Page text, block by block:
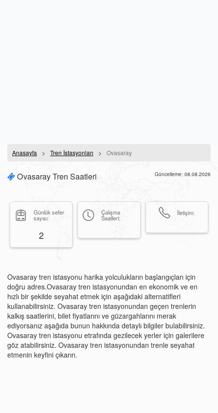
Anasayfa Tren İstasyonları Ovasaray
Ovasaray Tren Saatleri Güncelleme: 08.08.2026
Günlük sefer
sayısı:
2
Çalışma
Saatleri:
İletişim:
Ovasaray tren istasyonu harika yolculukların başlangıçları için
doğru adres.Ovasaray tren istasyonundan en ekonomik ve en
hızlı bir şekilde seyahat etmek için aşağıdaki alternatifleri
kullanabilirsiniz. Ovasaray tren istasyonundan geçen trenlerin
kalkış saatlerini, bilet fiyatlarını ve güzargahlarını merak
ediyorsanız aşağıda bunun hakkında detaylı bilgiler bulabilirsiniz.
Ovasaray tren istasyonu etrafında gezilecek yerler için galerilere
göz atabilirsiniz. Ovasaray tren istasyonundan trenle seyahat
etmenin keyfini çıkarın.